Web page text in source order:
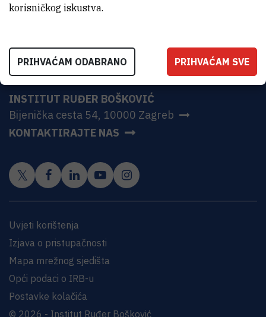
INSTITUT RUĐER BOŠKOVIĆ
Bijenička cesta 54, 10000 Zagreb
KONTAKTIRAJTE NAS
Uvjeti korištenja
Izjava o pristupačnosti
Mapa mrežnog sjedišta
Opći podaci o IRB-u
Postavke kolačića
© 2026 - Institut Ruđer Bošković
korisničkog iskustva.
PRIHVAĆAM ODABRANO PRIHVAĆAM SVE